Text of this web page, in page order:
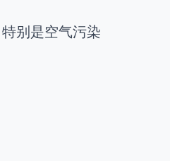
别是空气污染